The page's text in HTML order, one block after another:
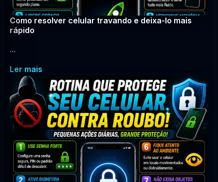
Como resolver celular travando e deixa-lo mais
rápido
...
Ler mais